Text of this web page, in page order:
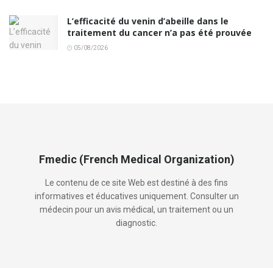
L’efficacité du venin d’abeille dans le
traitement du cancer n’a pas été prouvée
05/08/2026
Fmedic (French Medical Organization)
Le contenu de ce site Web est destiné à des fins
informatives et éducatives uniquement. Consulter un
médecin pour un avis médical, un traitement ou un
diagnostic.